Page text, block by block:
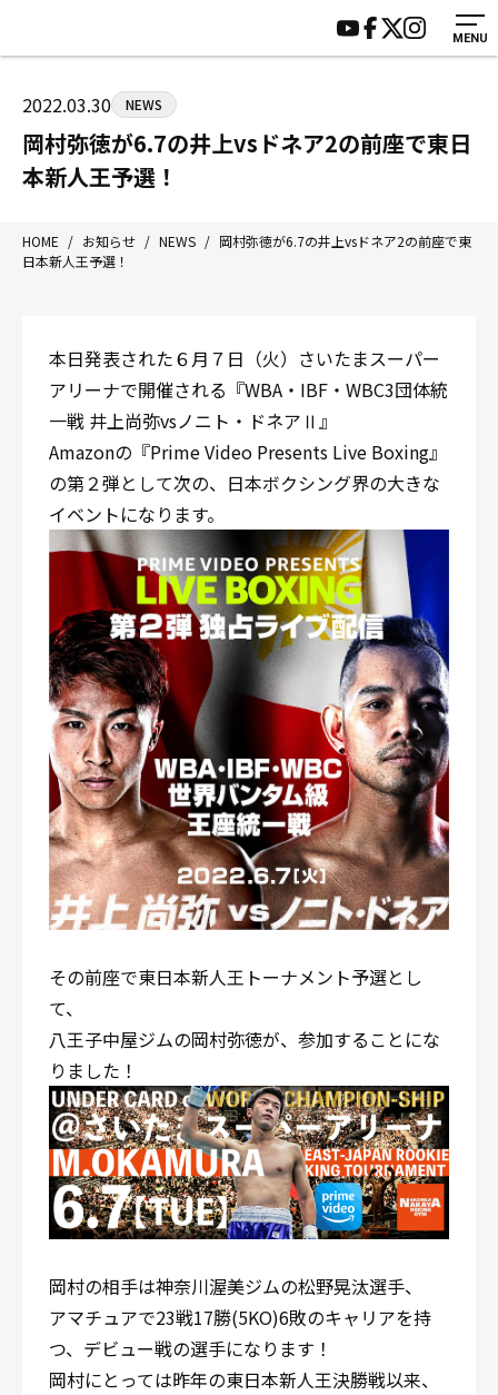
MENU
〒192-0072 東京都八王子市南町3-8 第2原嶋ビル1F
Tel/Fax：042-622-7222
営業時間：月〜土 14:00〜22:00 / 日・祝 14:00〜19:00
HOME
ジムについて
トレーニング
アマ・スパー各大会・キッズ
入会案内
見学・1日体験
施設紹介
会員様の声
サポーター募集
2022.03.30 NEWS
岡村弥徳が6.7の井上vsドネア2の前座で東日
本新人王予選！
HOME / お知らせ / NEWS / 岡村弥徳が6.7の井上vsドネア2の前座で東
日本新人王予選！
本日発表された６月７日（火）さいたまスーパー
アリーナで開催される『WBA・IBF・WBC3団体統
一戦 井上尚弥vsノニト・ドネアⅡ』
Amazonの『Prime Video Presents Live Boxing』
の第２弾として次の、日本ボクシング界の大きな
イベントになります。
その前座で東日本新人王トーナメント予選とし
て、
八王子中屋ジムの岡村弥徳が、参加することにな
りました！
岡村の相手は神奈川渥美ジムの松野晃汰選手、
アマチュアで23戦17勝(5KO)6敗のキャリアを持
つ、デビュー戦の選手になります！
岡村にとっては昨年の東日本新人王決勝戦以来、